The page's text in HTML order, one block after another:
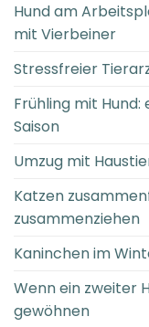
Hund am
mit Vierbeiner
Stressfreier
Frühling mit
Saison
Umzug mit
Katzen
zusammenziehen
Kaninchen im
Wenn ein zweiter
gewöhnen